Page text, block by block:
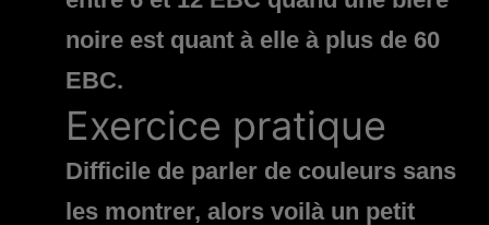
noire est quant à elle à plus de 60
EBC.
Exercice pratique
Difficile de parler de couleurs sans
les montrer, alors voilà un petit